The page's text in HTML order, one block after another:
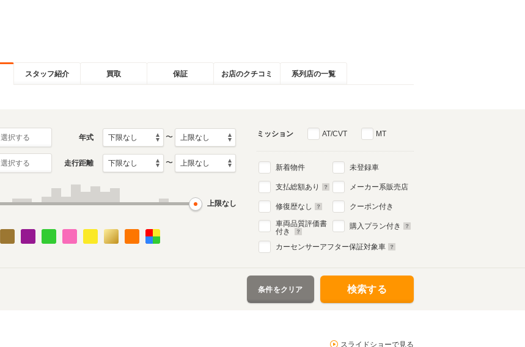
スタッフ紹介 買取 保証 お店のクチコミ 系列店の一覧
選択する 年式 〜
選択する 走行距離 〜
上限なし
ミッション AT/CVT MT
新着物件
支払総額あり
修復歴なし
車両品質評価書
付き
未登録車
メーカー系販売店
クーポン付き
購入プラン付き
カーセンサーアフター保証対象車
条件をクリア 検索する
スライドショーで見る